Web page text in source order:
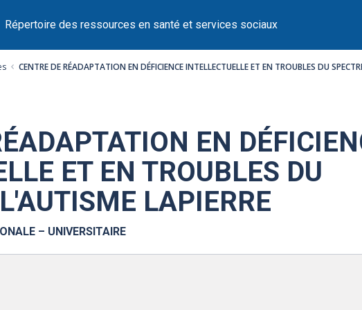
Répertoire des ressources en santé et services sociaux
CENTRE DE RÉADAPTATION EN DÉFICIENCE INTELLECTUELLE ET EN TROUBLES DU
EN
ET EN TROUBLES DU
LAPIERRE
– UNIVERSITAIRE